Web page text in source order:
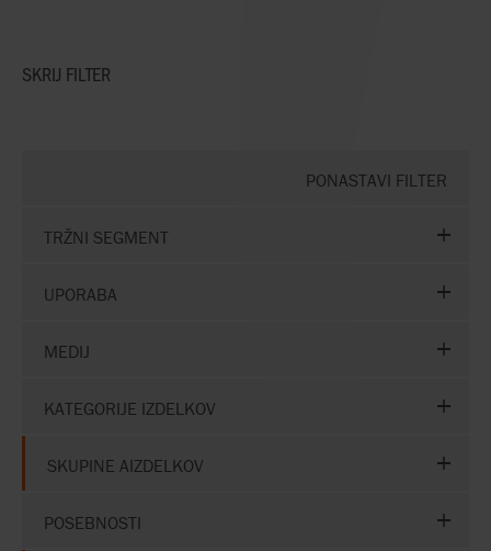
SKRIJ FILTER
PONASTAVI FILTER
TRŽNI SEGMENT
UPORABA
MEDIJ
KATEGORIJE IZDELKOV
SKUPINE AIZDELKOV
POSEBNOSTI